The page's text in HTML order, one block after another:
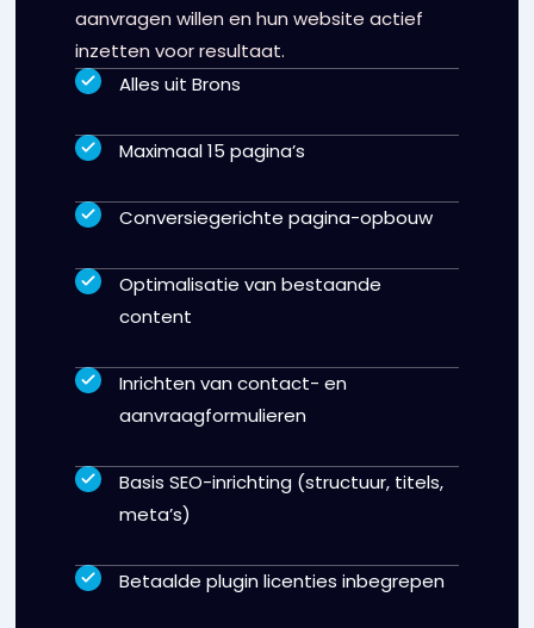
aanvragen willen en hun website actief
inzetten voor resultaat.
Alles uit Brons
Maximaal 15 pagina’s
Conversiegerichte pagina-opbouw
Optimalisatie van bestaande
content
Inrichten van contact- en
aanvraagformulieren
Basis SEO-inrichting (structuur, titels,
meta’s)
Betaalde plugin licenties inbegrepen